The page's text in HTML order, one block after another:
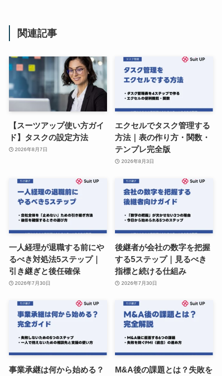
関連記事
【スーツアップ使い方ガイ
ド】タスクの設定方法
2026年8月7日
エクセルでタスク管理する
方法｜表の作り方・関数・
テンプレ完全版
2026年8月3日
一人経理が退職する前にや
るべき対処法5ステップ｜
引き継ぎと後任確保
2026年7月30日
後継者が会社の数字を把握
する5ステップ｜見るべき
指標と続ける仕組み
2026年7月30日
事業承継は何から始める？
M&A後の課題とは？失敗を